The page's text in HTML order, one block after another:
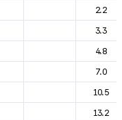
2.2
3.3
4.8
7.0
10.5
13.2